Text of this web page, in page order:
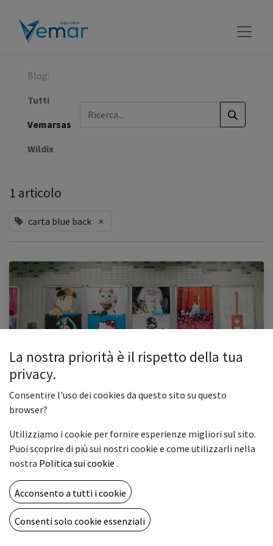
Blog:
Tutti
Vemarsas
Wildix
1 articolo
carta blue back ×
Carta per affissioni: white back o blue back?
Cosa precede la stampa di un manifesto pubblicitario? Le fasi sono
molteplici. Prima di tutto si deve decidere se promuovere il proprio evento o
prodotto offline o online, oppure in entrambi i modi. U...
installazioni
manifesti pannelli rigidi striscioni
0 4566
CHI SIAMO
Una full immersion nel mondo della stampa digitale e delle
artigrafiche al fine di condividere idee e tecnologie
La nostra priorità è il rispetto della tua
privacy.
Consentire l'uso dei cookies da questo sito su questo
browser?
Utilizziamo i cookie per fornire esperienze migliori sul sito.
Puoi scoprire di più sui nostri cookie e come utilizzarli nella
nostra Politica sui cookie .
Acconsento a tutti i cookie
Consenti solo cookie essenziali